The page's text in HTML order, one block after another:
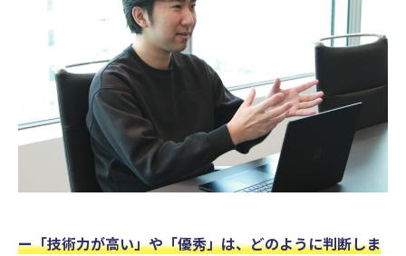
ー「技術力が高い」や「優秀」は、どのように判断しま